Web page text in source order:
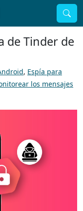
de Tinder de
, Espía para
los mensajes